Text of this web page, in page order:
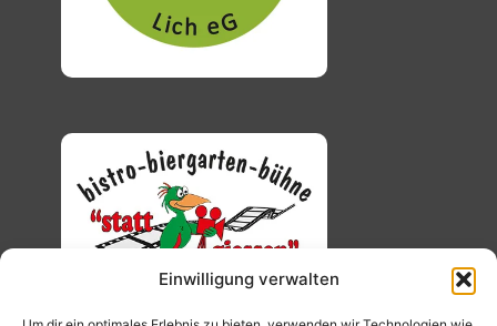
Einwilligung verwalten